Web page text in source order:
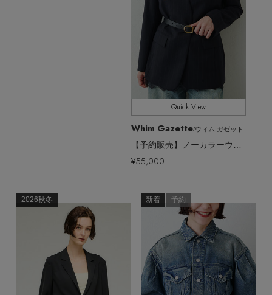
Quick View
Whim Gazette/ウィム ガゼット
【予約販売】ノーカラーウールジャケット
¥55,000
新着 予約
2026秋冬